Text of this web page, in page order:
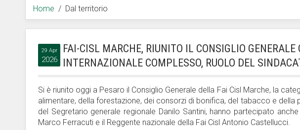
Home Dal territorio
29 Apr
2026
FAI-CISL MARCHE, RIUNITO IL CONSIGLIO GENERALE
INTERNAZIONALE COMPLESSO, RUOLO DEL
Si è riunito oggi a Pesaro il Consiglio Generale della Fai Cisl Marche, la
alimentare, della forestazione, dei consorzi di bonifica, del tabacco e della
del Segretario generale regionale Danilo Santini, hanno partecipato
Marco Ferracuti e il Reggente nazionale della Fai Cisl Antonio Castellucci.